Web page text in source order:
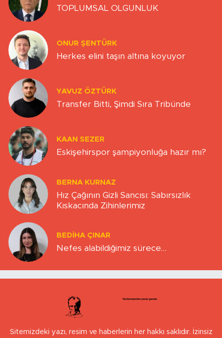
TOPLUMSAL OLGUNLUK
ONUR ŞENTÜRK
Herkes elini taşın altına koyuyor
YAVUZ ÖZTÜRK
Transfer Bitti, Şimdi Sıra Tribünde
KAAN SEZER
Eskişehirspor şampiyonluğa hazır mı?
BERNA KURNAZ
Hız Çağının Gizli Sancısı: Sabırsızlık
Kıskacında Zihinlerimiz
BEDIHA ÇINAR
Nefes alabildiğimiz sürece…
Sitemizdeki yazı, resim ve haberlerin her hakkı saklıdır. İzinsiz